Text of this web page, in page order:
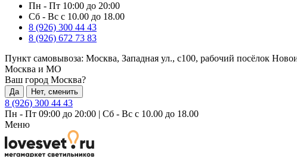
Пн - Пт 10:00 до 20:00
Сб - Вс с 10.00 до 18.00
8 (926) 300 44 43
8 (926) 672 73 83
Пункт самовывоза: Москва, Западная ул., с100, рабочий посёлок
Москва и МО
Ваш город Москва?
Да Нет, сменить
8 (926) 300 44 43
Пн - Пт 09:00 до 20:00 | Сб - Вс с 10.00 до 18.00
Меню